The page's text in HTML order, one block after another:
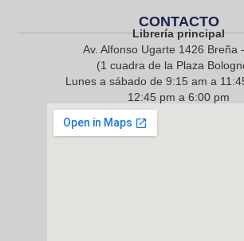
CONTACTO
Librería principal
Av. Alfonso Ugarte 1426 Breña
(1 cuadra de la Plaza
Lunes a sábado de 9:15 am a
12:45 pm a 6:00 pm
968 217 912